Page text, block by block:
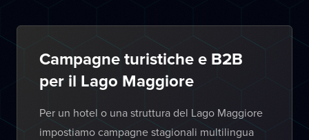
Campagne turistiche e B2B
per il Lago Maggiore
Per un hotel o una struttura del Lago Maggiore
impostiamo campagne stagionali multilingua